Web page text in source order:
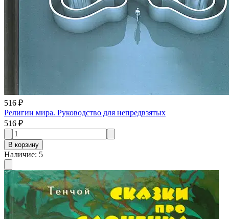
516 ₽
Религии мира. Руководство для непредвзятых
516 ₽
В корзину
Наличие: 5